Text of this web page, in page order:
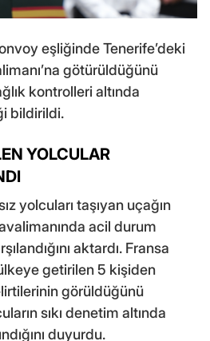
eşliğinde Tenerife’deki
götürüldüğünü
kontrolleri altında
bildirildi.
YOLCULAR
yolcuları taşıyan uçağın
acil durum
aktardı. Fransa
getirilen 5 kişiden
görüldüğünü
sıkı denetim altında
duyurdu.